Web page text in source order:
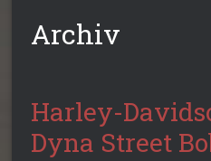
Archiv
Harley-
Dyna Street